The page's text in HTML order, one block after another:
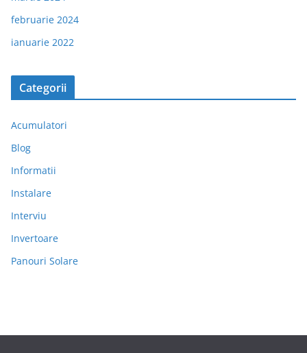
februarie 2024
ianuarie 2022
Categorii
Acumulatori
Blog
Informatii
Instalare
Interviu
Invertoare
Panouri Solare